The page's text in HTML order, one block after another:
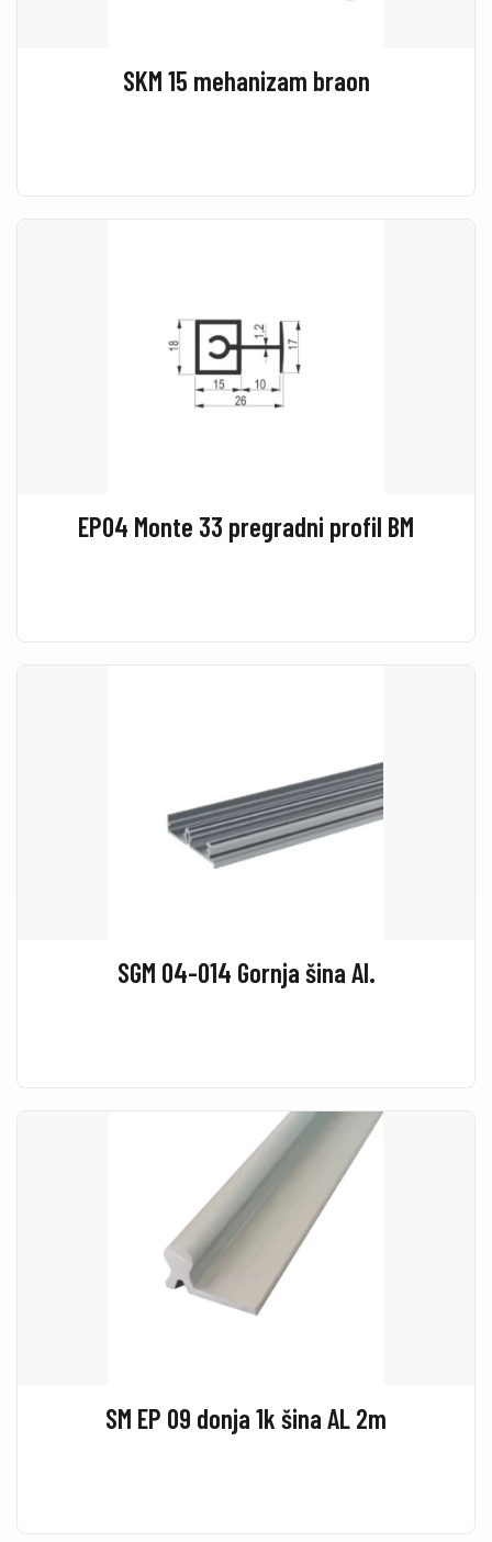
SKM 15 mehanizam braon
EP04 Monte 33 pregradni profil BM
SGM 04-014 Gornja šina Al.
SM EP 09 donja 1k šina AL 2m